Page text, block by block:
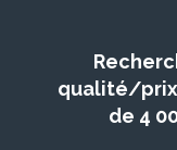
qualité/prix
de 4